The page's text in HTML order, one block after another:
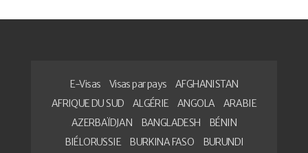
E-Visas Visas par pays
AFGHANISTAN
AFRIQUE DU SUD
ALGÉRIE ANGOLA
ARABIE
AZERBAÏDJAN
BANGLADESH
BÉNIN
BIÉLORUSSIE
BURKINA FASO
BURUNDI